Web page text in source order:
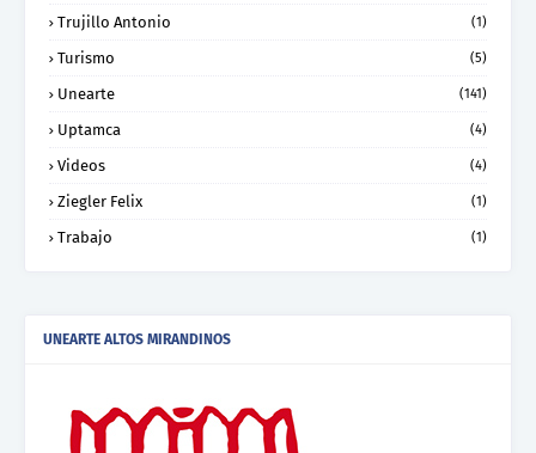
Trujillo Antonio (1)
Turismo (5)
Unearte (141)
Uptamca (4)
Videos (4)
Ziegler Felix (1)
Trabajo (1)
UNEARTE ALTOS MIRANDINOS